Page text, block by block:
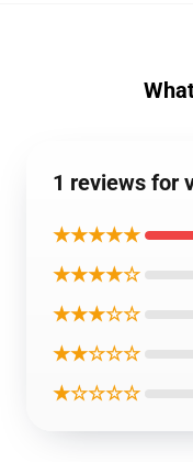
1 reviews for
★★★★★
★★★★☆
★★★☆☆
★★☆☆☆
★☆☆☆☆